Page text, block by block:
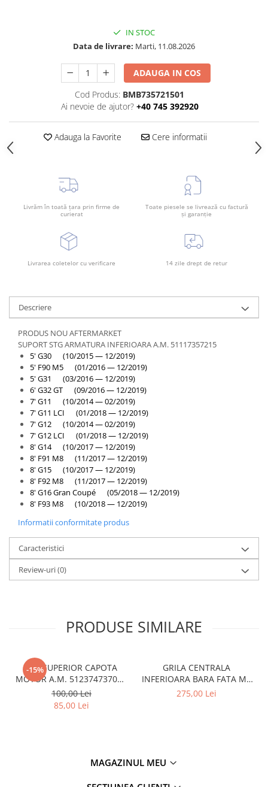
Capac fata motor
Capota
Capota spate
Deflector aer
Inchidere aripa
Overfender aripa
Praguri
Rama radiator
Scut motor
Spălător far
Suport aripa
Suport far
Suport radiator
Traversa
Usa fată
Usa spate
Cutie viteze
Cutie viteze
Kit revizie
Suport cutie
DIFERENTIAL
Directie
Casetă directie
Electrice
Acumulator
IN STOC
Data de livrare: Marti, 11.08.2026
ADAUGA IN COS
Cod Produs: BMB735721501
Ai nevoie de ajutor? +40 745 392920
Adauga la Favorite Cere informatii
Livrăm în toată țara prin firme de
curierat
Toate piesele se livrează cu factură
și garanție
Livrarea coletelor cu verificare 14 zile drept de retur
Descriere
PRODUS NOU AFTERMARKET
SUPORT STG ARMATURA INFERIOARA A.M. 51117357215
5' G30 (10/2015 — 12/2019)
5' F90 M5 (01/2016 — 12/2019)
5' G31 (03/2016 — 12/2019)
6' G32 GT (09/2016 — 12/2019)
7' G11 (10/2014 — 02/2019)
7' G11 LCI (01/2018 — 12/2019)
7' G12 (10/2014 — 02/2019)
7' G12 LCI (01/2018 — 12/2019)
8' G14 (10/2017 — 12/2019)
8' F91 M8 (11/2017 — 12/2019)
8' G15 (10/2017 — 12/2019)
8' F92 M8 (11/2017 — 12/2019)
8' G16 Gran Coupé (05/2018 — 12/2019)
8' F93 M8 (10/2018 — 12/2019)
Informatii conformitate produs
Caracteristici
Review-uri(0)
PRODUSE SIMILARE
-15%
CUI SUPERIOR CAPOTA
MOTOR A.M. 51237473707 -
BMW SERIES 3 (G20/G21)
100,00 Lei
85,00 Lei
GRILA CENTRALA
INFERIOARA BARA FATA M -
MODEL CU ACC - O.E.
275,00 Lei
MAGAZINUL MEU